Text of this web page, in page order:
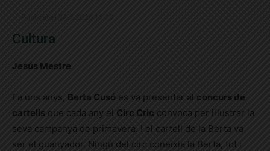
Cultura
Jesús Mestre
Fa uns anys, Berta Cusó es va presentar al
concurs de
cartells que cada any el Circ Cric convoca per il·lustrar la
seva campanya de primavera. I el cartell de la Berta va
ser el guanyador. Ningú del circ coneixia la Berta, tot i